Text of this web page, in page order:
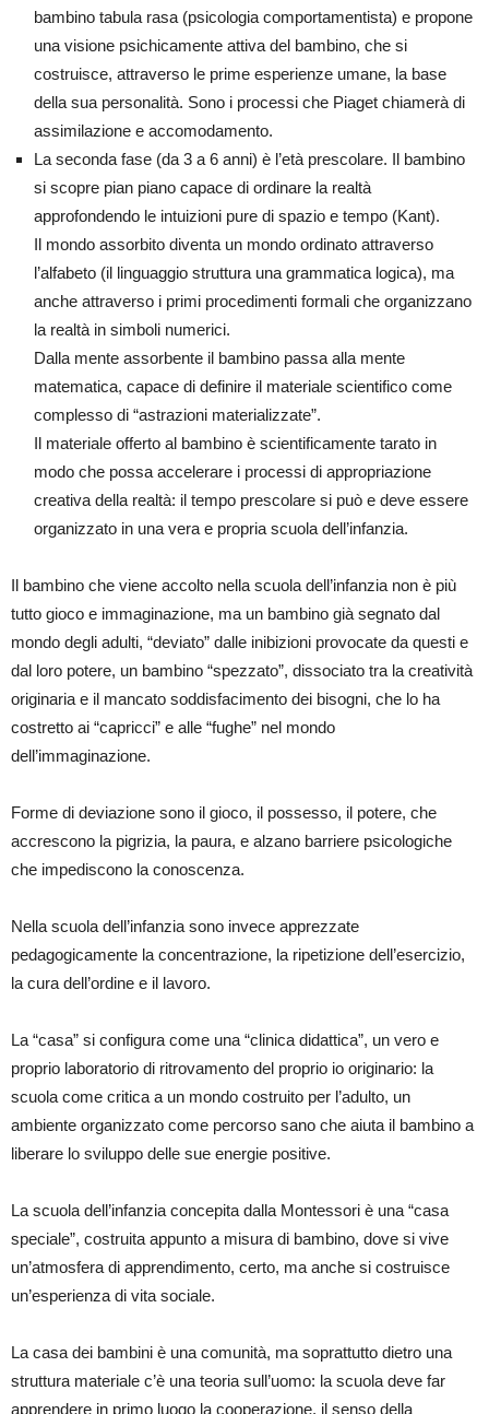
bambino tabula rasa (psicologia comportamentista) e propone
una visione psichicamente attiva del bambino, che si
costruisce, attraverso le prime esperienze umane, la base
della sua personalità. Sono i processi che Piaget chiamerà di
assimilazione e accomodamento.
La seconda fase (da 3 a 6 anni) è l’età prescolare. Il bambino
si scopre pian piano capace di ordinare la realtà
approfondendo le intuizioni pure di spazio e tempo (Kant).
Il mondo assorbito diventa un mondo ordinato attraverso
l’alfabeto (il linguaggio struttura una grammatica logica), ma
anche attraverso i primi procedimenti formali che organizzano
la realtà in simboli numerici.
Dalla mente assorbente il bambino passa alla mente
matematica, capace di definire il materiale scientifico come
complesso di “astrazioni materializzate”.
Il materiale offerto al bambino è scientificamente tarato in
modo che possa accelerare i processi di appropriazione
creativa della realtà: il tempo prescolare si può e deve essere
organizzato in una vera e propria scuola dell’infanzia.
Il bambino che viene accolto nella scuola dell’infanzia non è più
tutto gioco e immaginazione, ma un bambino già segnato dal
mondo degli adulti, “deviato” dalle inibizioni provocate da questi e
dal loro potere, un bambino “spezzato”, dissociato tra la creatività
originaria e il mancato soddisfacimento dei bisogni, che lo ha
costretto ai “capricci” e alle “fughe” nel mondo
dell’immaginazione.
Forme di deviazione sono il gioco, il possesso, il potere, che
accrescono la pigrizia, la paura, e alzano barriere psicologiche
che impediscono la conoscenza.
Nella scuola dell’infanzia sono invece apprezzate
pedagogicamente la concentrazione, la ripetizione dell’esercizio,
la cura dell’ordine e il lavoro.
La “casa” si configura come una “clinica didattica”, un vero e
proprio laboratorio di ritrovamento del proprio io originario: la
scuola come critica a un mondo costruito per l’adulto, un
ambiente organizzato come percorso sano che aiuta il bambino a
liberare lo sviluppo delle sue energie positive.
La scuola dell’infanzia concepita dalla Montessori è una “casa
speciale”, costruita appunto a misura di bambino, dove si vive
un’atmosfera di apprendimento, certo, ma anche si costruisce
un’esperienza di vita sociale.
La casa dei bambini è una comunità, ma soprattutto dietro una
struttura materiale c’è una teoria sull’uomo: la scuola deve far
apprendere in primo luogo la cooperazione, il senso della